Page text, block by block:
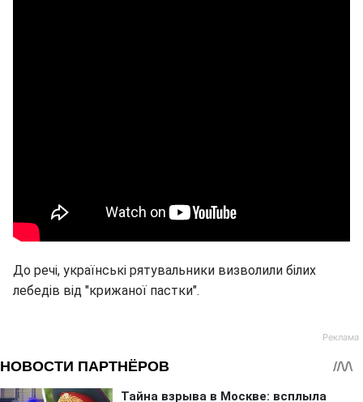
До речі, українські рятувальники визволили білих
лебедів від "крижаної пастки".